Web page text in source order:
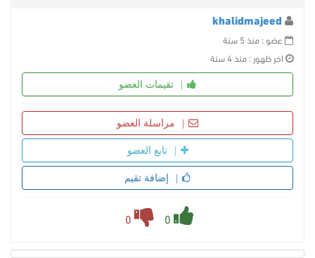
khalidmajeed
عضو : منذ 5 سنة
اخر ظهور : منذ 4 سنة
تقيمات العضو
مراسلة العضو
تابع العضو
إضافة تقيم
0
0